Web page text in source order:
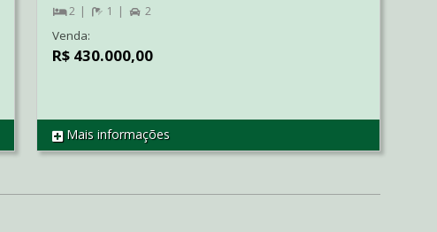
REF CO0828
2 1 2
Venda:
R$ 430.000,00
Mais informações